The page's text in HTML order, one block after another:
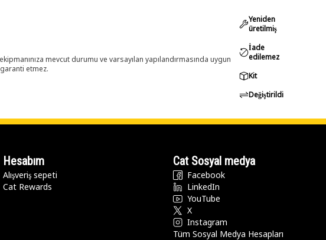
mevcut durumu ve varsayılan yapılandırmasında uygun
etmez.
Yeniden
üretilmiş
İade
edilemez
Kit
Değiştirildi
Hesabım
Alışveriş sepeti
Cat Rewards
Cat Sosyal medya
Facebook
LinkedIn
YouTube
X
Instagram
Tüm Sosyal Medya Hesapları